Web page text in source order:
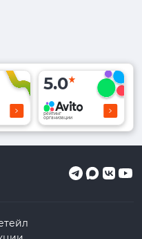
5.0
рейтинг
организации